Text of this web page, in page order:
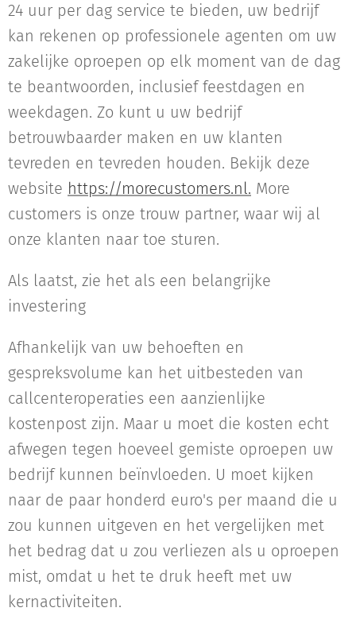
24 uur per dag service te bieden, uw bedrijf
kan rekenen op professionele agenten om uw
zakelijke oproepen op elk moment van de dag
te beantwoorden, inclusief feestdagen en
weekdagen. Zo kunt u uw bedrijf
betrouwbaarder maken en uw klanten
tevreden en tevreden houden. Bekijk deze
website https://morecustomers.nl. More
customers is onze trouw partner, waar wij al
onze klanten naar toe sturen.
Als laatst, zie het als een belangrijke
investering
Afhankelijk van uw behoeften en
gespreksvolume kan het uitbesteden van
callcenteroperaties een aanzienlijke
kostenpost zijn. Maar u moet die kosten echt
afwegen tegen hoeveel gemiste oproepen uw
bedrijf kunnen beïnvloeden. U moet kijken
naar de paar honderd euro's per maand die u
zou kunnen uitgeven en het vergelijken met
het bedrag dat u zou verliezen als u oproepen
mist, omdat u het te druk heeft met uw
kernactiviteiten.